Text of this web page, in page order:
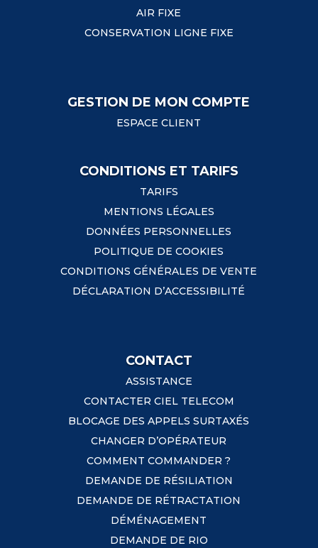
AIR FIXE
CONSERVATION LIGNE FIXE
GESTION DE MON COMPTE
ESPACE CLIENT
CONDITIONS ET TARIFS
TARIFS
MENTIONS LÉGALES
DONNÉES PERSONNELLES
POLITIQUE DE COOKIES
CONDITIONS GÉNÉRALES DE VENTE
DÉCLARATION D’ACCESSIBILITÉ
CONTACT
ASSISTANCE
CONTACTER CIEL TELECOM
BLOCAGE DES APPELS SURTAXÉS
CHANGER D’OPÉRATEUR
COMMENT COMMANDER ?
DEMANDE DE RÉSILIATION
DEMANDE DE RÉTRACTATION
DÉMÉNAGEMENT
DEMANDE DE RIO